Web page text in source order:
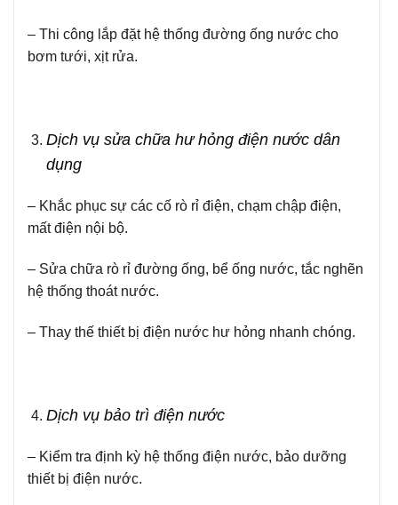
– Thi công lắp đặt hệ thống đường ống nước cho
bơm tưới, xịt rửa.
Dịch vụ sửa chữa hư hỏng điện nước dân
dụng
– Khắc phục sự các cố rò rỉ điện, chạm chập điện,
mất điện nội bộ.
– Sửa chữa rò rỉ đường ống, bể ống nước, tắc nghẽn
hệ thống thoát nước.
– Thay thế thiết bị điện nước hư hỏng nhanh chóng.
Dịch vụ bảo trì điện nước
– Kiểm tra định kỳ hệ thống điện nước, bảo dưỡng
thiết bị điện nước.